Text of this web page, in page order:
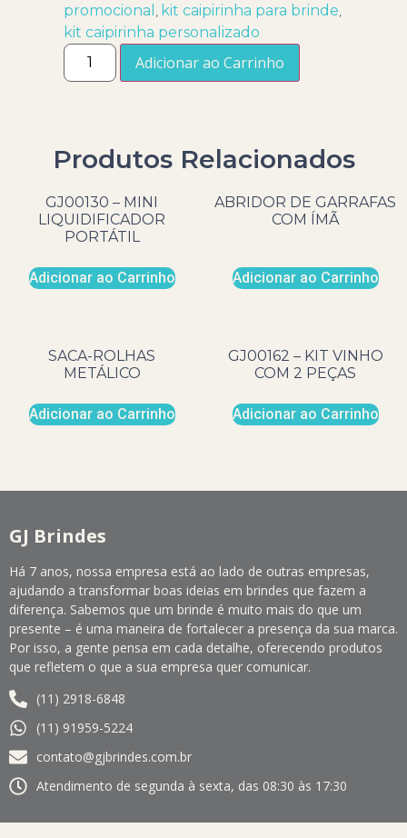
promocional
kit caipirinha para brinde
kit caipirinha personalizado
Adicionar ao Carrinho
Produtos Relacionados
GJ00130 – MINI
LIQUIDIFICADOR
PORTÁTIL
Adicionar ao Carrinho
ABRIDOR DE GARRAFAS
COM ÍMÃ
Adicionar ao Carrinho
SACA-ROLHAS
METÁLICO
Adicionar ao Carrinho
GJ00162 – KIT VINHO
COM 2 PEÇAS
Adicionar ao Carrinho
GJ Brindes
Há 7 anos, nossa empresa está ao lado de outras empresas,
ajudando a transformar boas ideias em brindes que fazem a
diferença. Sabemos que um brinde é muito mais do que um
presente – é uma maneira de fortalecer a presença da sua marca.
Por isso, a gente pensa em cada detalhe, oferecendo produtos
que refletem o que a sua empresa quer comunicar.
(11) 2918-6848
(11) 91959-5224
contato@gjbrindes.com.br
Atendimento de segunda à sexta, das 08:30 às 17:30